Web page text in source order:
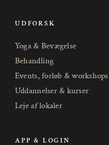
UDFORSK
Yoga & Bevægelse
Behandling
Events, forløb & workshops
Uddannelser & kurser
Leje af lokaler
APP & LOGIN